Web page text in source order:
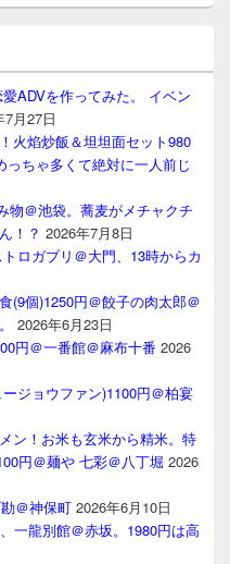
ADVを作ってみた。 イベン
7月27日
火焰炒飯＆坦坦面セット980
ちゃ多くて絶対に一人前じ
物＠池袋。蕎麦がメチャクチ
！？ 2026年7月8日
ロガブリ＠大門、13時からカ
(9個)1250円＠餃子の肉太郎＠
2026年6月23日
円＠一番館＠麻布十番 2026
ジョウファン)1100円＠柏宴
ン！お米も玄米から精米。特
円＠麺や 七彩＠八丁堀 2026
＠神保町 2026年6月10日
一龍別館＠赤坂。1980円は高